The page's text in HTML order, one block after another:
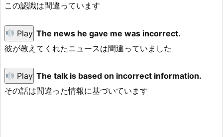
この認識は間違っています
Play The news he gave me was incorrect.
彼が教えてくれたニュースは間違っていました
Play The talk is based on incorrect information.
その話は間違った情報に基づいています